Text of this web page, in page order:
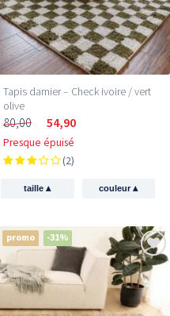
Tapis damier – Check ivoire / vert
olive
80,00 54,90
Presque épuisé
(2)
taille▴ couleur▴
promo -31%